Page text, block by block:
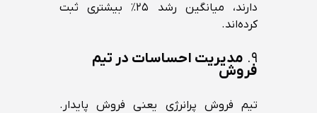
دارند، میانگین رشد ۲۵٪ بیشتری ثبت
کرده‌اند.
۹. مدیریت احساسات در تیم
فروش
تیم فروش پرانرژی یعنی فروش پایدار.